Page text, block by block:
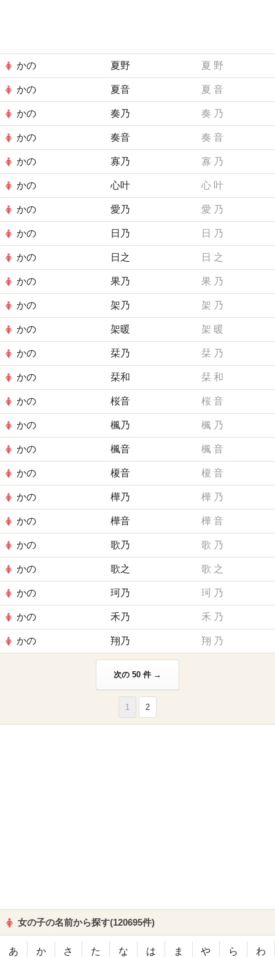
かの 夏野 夏 野
かの 夏音 夏 音
かの 奏乃 奏 乃
かの 奏音 奏 音
かの 寡乃 寡 乃
かの 心叶 心 叶
かの 愛乃 愛 乃
かの 日乃 日 乃
かの 日之 日 之
かの 果乃 果 乃
かの 架乃 架 乃
かの 架暖 架 暖
かの 栞乃 栞 乃
かの 栞和 栞 和
かの 桜音 桜 音
かの 楓乃 楓 乃
かの 楓音 楓 音
かの 榎音 榎 音
かの 樺乃 樺 乃
かの 樺音 樺 音
かの 歌乃 歌 乃
かの 歌之 歌 之
かの 珂乃 珂 乃
かの 禾乃 禾 乃
かの 翔乃 翔 乃
次の 50 件 →
1 2
女の子の名前から探す(120695件)
あ か さ た な は ま や ら わ